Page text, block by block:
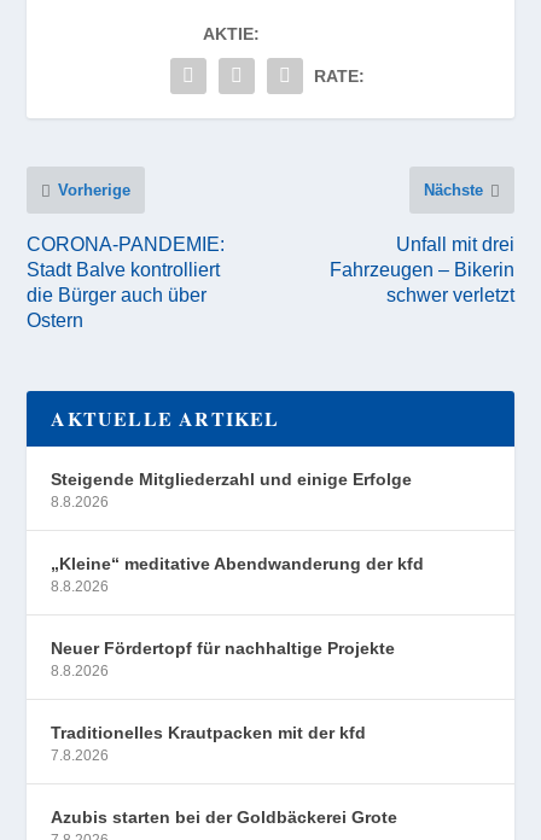
AKTIE:
RATE:
Vorherige
CORONA-PANDEMIE:
Stadt Balve kontrolliert
die Bürger auch über
Ostern
Nächste
Unfall mit drei
Fahrzeugen – Bikerin
schwer verletzt
AKTUELLE ARTIKEL
Steigende Mitgliederzahl und einige Erfolge
8.8.2026
„Kleine“ meditative Abendwanderung der kfd
8.8.2026
Neuer Fördertopf für nachhaltige Projekte
8.8.2026
Traditionelles Krautpacken mit der kfd
7.8.2026
Azubis starten bei der Goldbäckerei Grote